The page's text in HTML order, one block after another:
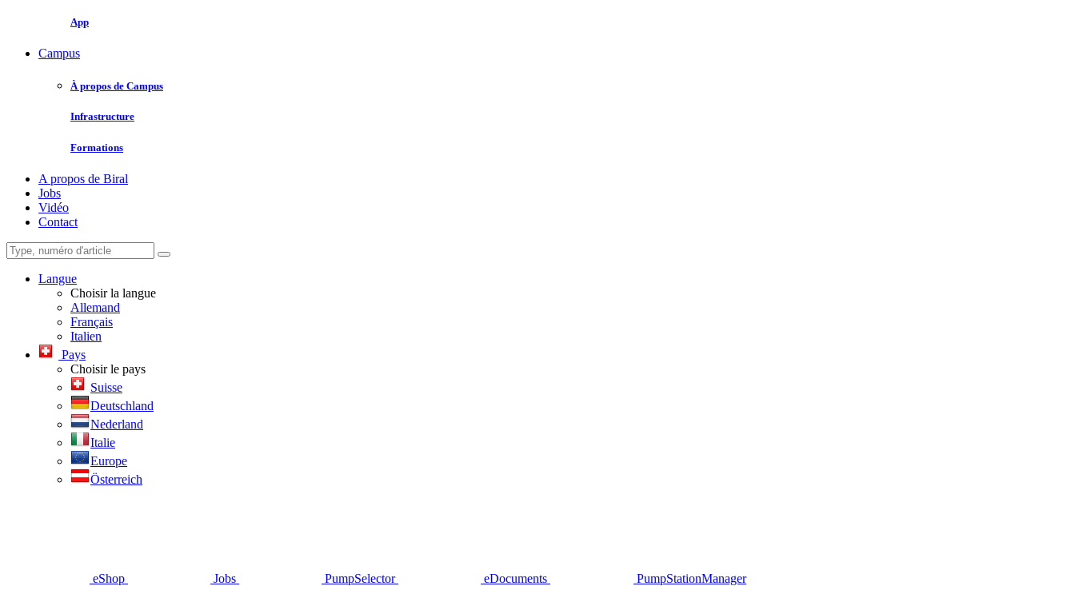
App
Campus
À propos de Campus
Infrastructure
Formations
A propos de Biral
Jobs
Vidéo
Contact
Langue
Choisir la langue
Allemand
Français
Italien
Pays
Choisir le pays
Suisse
Deutschland
Nederland
Italie
Europe
Österreich
eShop Jobs PumpSelector eDocuments PumpStationManager